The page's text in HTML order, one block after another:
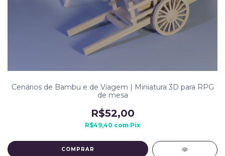
Cenários de Bambu e de Viagem | Miniatura 3D para RPG
de mesa
R$52,00
R$49,40 com Pix
COMPRAR